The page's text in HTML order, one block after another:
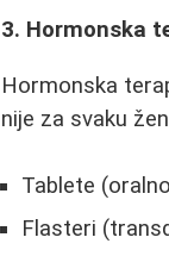
3. Hormonska
Hormonska
nije za svaku
Tablete
Flasteri